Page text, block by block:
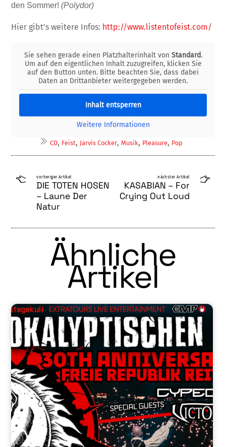
den Sommer!(Polydor)
Hier gibt’s weitere Infos: http://www.listentofeist.com/
Sie sehen gerade einen Platzhalterinhalt von Standard.
Um auf den eigentlichen Inhalt zuzugreifen, klicken Sie
auf den Button unten. Bitte beachten Sie, dass dabei
Daten an Drittanbieter weitergegeben werden.
Inhalt entsperren
Weitere Informationen
CD, Feist, Jarvis Cocker,Musik, Pleasure, Pop
vorheriger Artikel
DIE TOTEN HOSEN
– Laune Der
Natur
nächster Artikel
KASABIAN – For
Crying Out Loud
Ähnliche
Artikel